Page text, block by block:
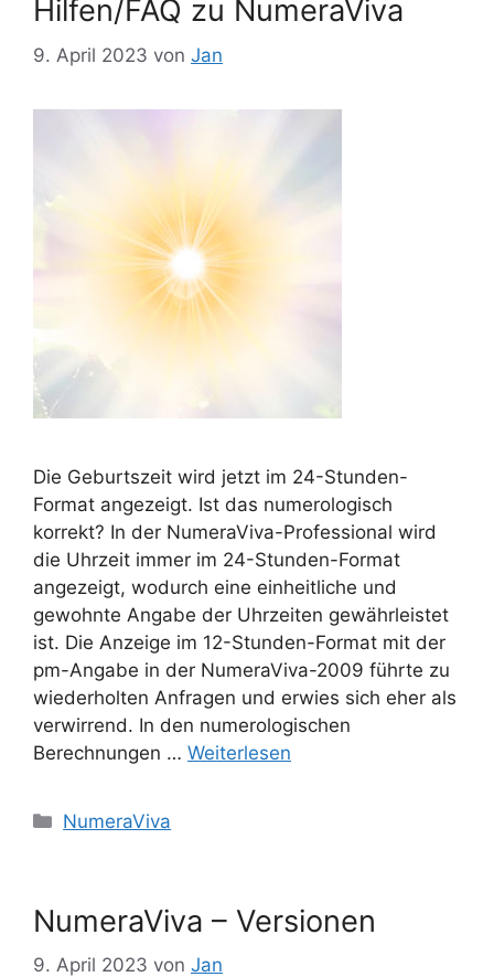
Hilfen/FAQ zu NumeraViva
9. April 2023 von Jan
Die Geburtszeit wird jetzt im 24-Stunden-
Format angezeigt. Ist das numerologisch
korrekt? In der NumeraViva-Professional wird
die Uhrzeit immer im 24-Stunden-Format
angezeigt, wodurch eine einheitliche und
gewohnte Angabe der Uhrzeiten gewährleistet
ist. Die Anzeige im 12-Stunden-Format mit der
pm-Angabe in der NumeraViva-2009 führte zu
wiederholten Anfragen und erwies sich eher als
verwirrend. In den numerologischen
Berechnungen … Weiterlesen
Kategorien
NumeraViva
NumeraViva – Versionen
9. April 2023 von Jan